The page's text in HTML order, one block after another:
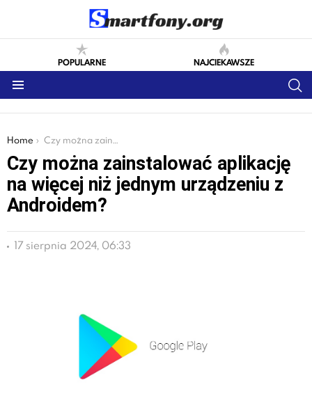
POPULARNE NAJCIEKAWSZE
You are here:
Home Czy można zainstalować aplikację na więcej niż jednym urządzeniu z Androidem?
Czy można zainstalować aplikację
na więcej niż jednym urządzeniu z
Androidem?
17 sierpnia 2024, 06:33